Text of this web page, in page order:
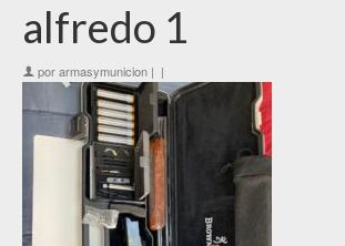
alfredo 1
porarmasymunicion | |